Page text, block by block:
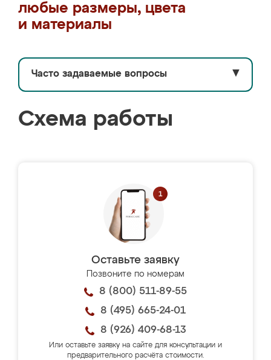
любые размеры, цвета
и материалы
Часто задаваемые вопросы ▼
Схема работы
Оставьте заявку
Позвоните по номерам
8 (800) 511-89-55
8 (495) 665-24-01
8 (926) 409-68-13
Или оставьте заявку на сайте для консультации и
предварительного расчёта стоимости.